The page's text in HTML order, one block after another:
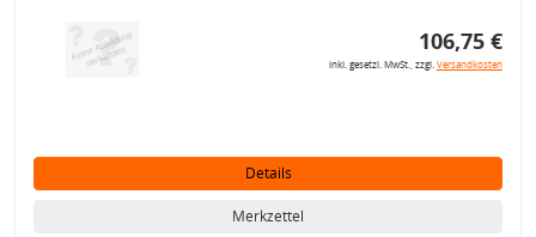
106,75 €
inkl. gesetzl. MwSt., zzgl.Versandkosten
Details
Merkzettel